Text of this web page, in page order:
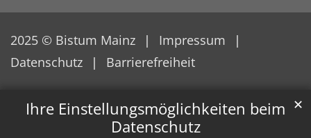
Ihre Einstellungsmöglichkeiten beim
Datenschutz
✕
2025 © Bistum Mainz
Impressum
Datenschutz
Barrierefreiheit